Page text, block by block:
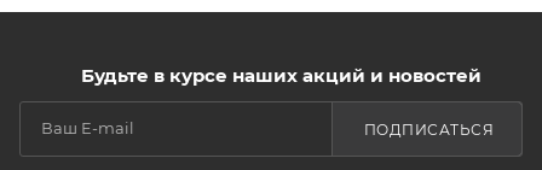
Будьте в курсе наших акций и новостей
ПОДПИСАТЬСЯ